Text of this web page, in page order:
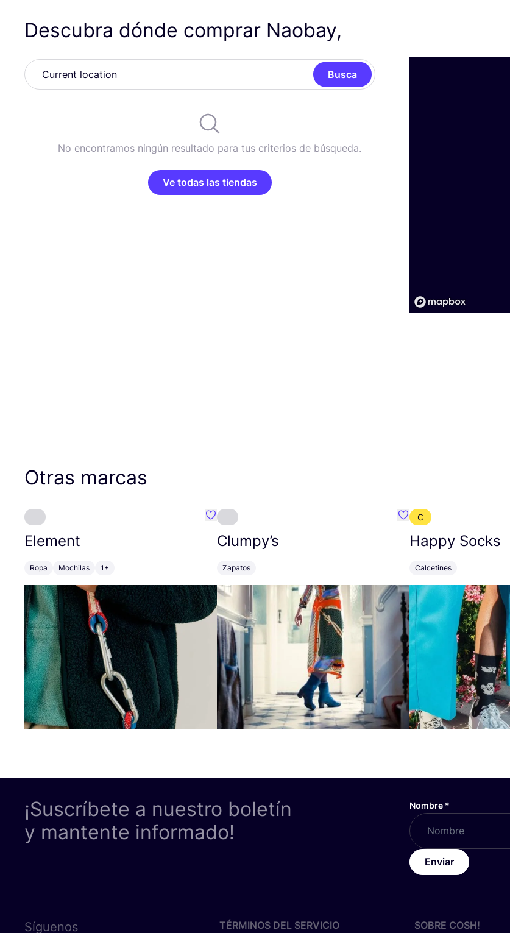
Descubra dónde comprar Naobay,
Busca
No encontramos ningún resultado para tus criterios de búsqueda.
Ve todas las tiendas
Otras marcas
Element
Ropa Mochilas 1+
Favoritos {nombre}
Clumpy’s
Zapatos
Favoritos {nombre}
C
Happy Socks
Calcetines
¡Suscríbete a nuestro boletín
y mantente informado!
Nombre *
Enviar
Síguenos TÉRMINOS DEL SERVICIO SOBRE COSH!